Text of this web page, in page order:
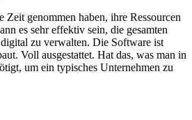
Zeit genommen haben, ihre Ressourcen
es sehr effektiv sein, die gesamten
digital zu verwalten. Die Software ist
Voll ausgestattet. Hat das, was man in
um ein typisches Unternehmen zu